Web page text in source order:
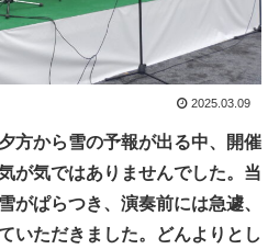
2025.03.09
方から雪の予報が出る中、開催
が気ではありませんでした。当
がぱらつき、演奏前には急遽、
いただきました。どんよりとし